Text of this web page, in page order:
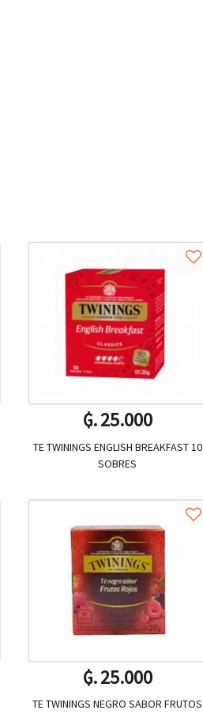
₲. 25.000
TE TWININGS ENGLISH BREAKFAST 10
SOBRES
₲. 25.000
TE TWININGS NEGRO SABOR FRUTOS